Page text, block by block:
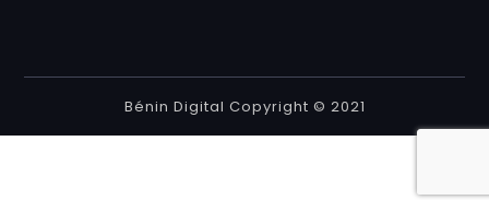
Bénin Digital Copyright © 2021